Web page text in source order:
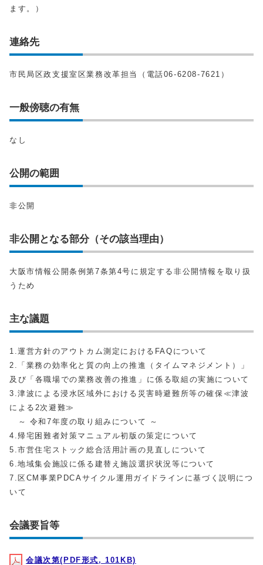
ます。）
連絡先
市民局区政支援室区業務改革担当（電話06-6208-7621）
一般傍聴の有無
なし
公開の範囲
非公開
非公開となる部分（その該当理由）
大阪市情報公開条例第7条第4号に規定する非公開情報を取り扱
うため
主な議題
1.運営方針のアウトカム測定におけるFAQについて
2.「業務の効率化と質の向上の推進（タイムマネジメント）」
及び「各職場での業務改善の推進」に係る取組の実施について
3.津波による浸水区域外における災害時避難所等の確保≪津波
による2次避難≫
～ 令和7年度の取り組みについて ～
4.帰宅困難者対策マニュアル初版の策定について
5.市営住宅ストック総合活用計画の見直しについて
6.地域集会施設に係る建替え施設選択状況等について
7.区CM事業PDCAサイクル運用ガイドラインに基づく説明につ
いて
会議要旨等
会議次第(PDF形式, 101KB)